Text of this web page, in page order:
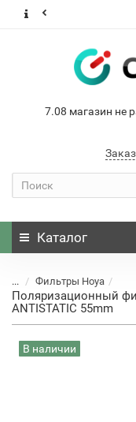
7.08 магазин не
Каталог
... Фильтры Hoya
Поляризационный
ANTISTATIC 55mm
В наличии